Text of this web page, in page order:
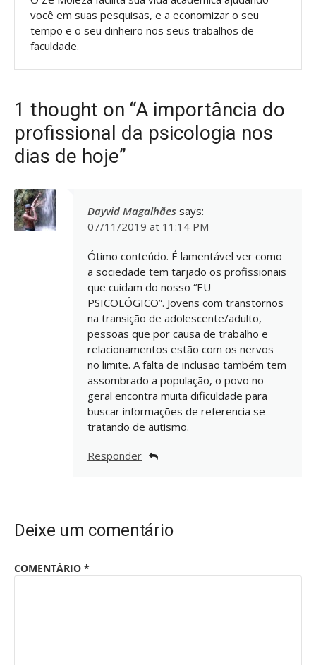
você em suas pesquisas, e a economizar o seu
tempo e o seu dinheiro nos seus trabalhos de
faculdade.
1 thought on “A importância do
profissional da psicologia nos
dias de hoje”
Dayvid Magalhães says:
07/11/2019 at 11:14 PM
Ótimo conteúdo. É lamentável ver como
a sociedade tem tarjado os profissionais
que cuidam do nosso “EU
PSICOLÓGICO”. Jovens com transtornos
na transição de adolescente/adulto,
pessoas que por causa de trabalho e
relacionamentos estão com os nervos
no limite. A falta de inclusão também tem
assombrado a população, o povo no
geral encontra muita dificuldade para
buscar informações de referencia se
tratando de autismo.
Responder
Deixe um comentário
COMENTÁRIO *